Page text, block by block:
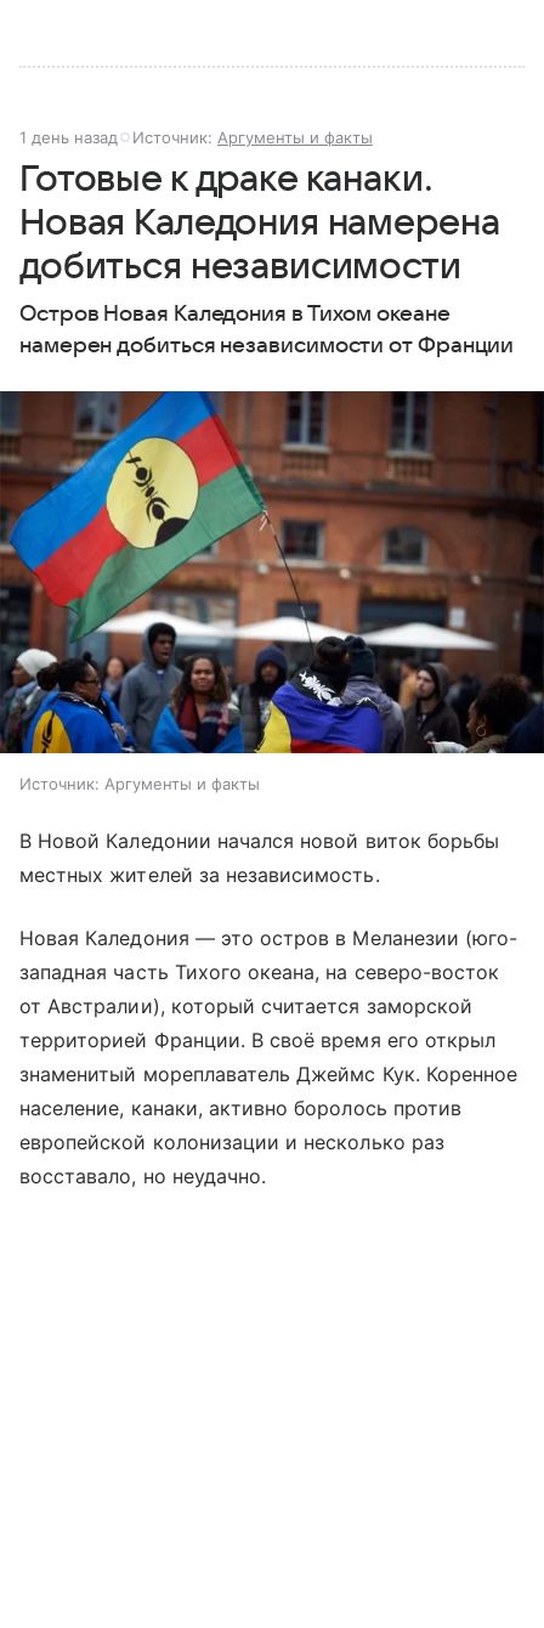
1 день назад Источник: Аргументы и факты
Готовые к драке канаки.
Новая Каледония намерена
добиться независимости
Остров Новая Каледония в Тихом океане
намерен добиться независимости от Франции
Источник: Аргументы и факты
В Новой Каледонии начался новой виток борьбы
местных жителей за независимость.
Новая Каледония — это остров в Меланезии (юго-
западная часть Тихого океана, на северо-восток
от Австралии), который считается заморской
территорией Франции. В своё время его открыл
знаменитый мореплаватель Джеймс Кук. Коренное
население, канаки, активно боролось против
европейской колонизации и несколько раз
восставало, но неудачно.